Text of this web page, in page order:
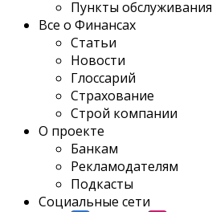
Пункты обслуживания
Все о Финансах
Статьи
Новости
Глоссарий
Страхование
Строй компании
О проекте
Банкам
Рекламодателям
Подкасты
Социальные сети